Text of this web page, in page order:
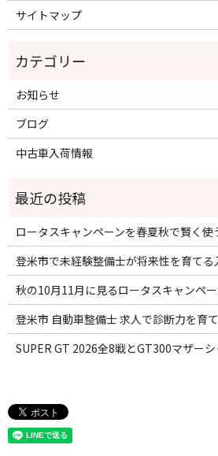
サイトマップ
お知らせ
ブログ
中古車入荷情報
ロータスキャンペーンを春夏秋で賢く使
登米市で未経験整備士が将来性を育てる
秋の10月11月に見るロータスキャンペ
登米市 自動車整備士 求人で診断力を育
SUPER GT 2026全8戦とGT300マザー